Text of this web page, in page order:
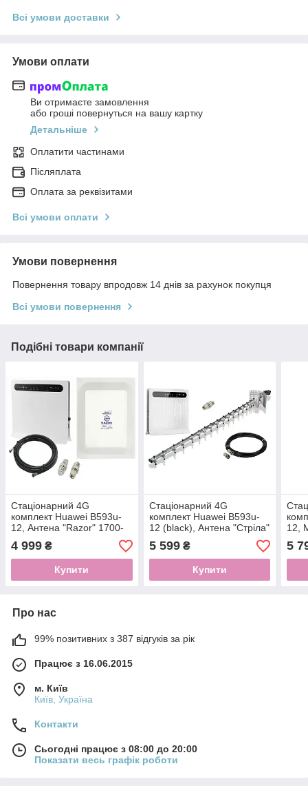
Всі умови доставки
Умови оплати
Ви отримаєте замовлення
або гроші повернуться на вашу картку
Детальніше
Оплатити частинами
Післяплата
Оплата за реквізитами
Всі умови оплати
Умови повернення
Повернення товару впродовж 14 днів за рахунок покупця
Всі умови повернення
Подібні товари компанії
Стаціонарний 4G
комплект Huawei B593u-
12, Антена "Razor" 1700-
2200 МГц 15 dBi
4 999 ₴
Купити
Стаціонарний 4G
комплект Huawei B593u-
12 (black), Антена "Стріла"
1700-2170 МГц;
5 599₴
Купити
12,
dBi
5
Про нас
99% позитивних з 387 відгуків за рік
Працює з 16.06.2015
м. Київ
Київ, Україна
Контакти
Сьогодні працює з 08:00 до 20:00
Показати весь графік роботи